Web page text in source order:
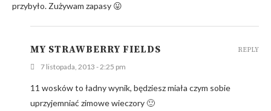
przybyło. Zużywam zapasy 😛
MY STRAWBERRY FIELDS
7 listopada, 2013 - 2:25 pm
11 wosków to ładny wynik, będziesz miała czym sobie
uprzyjemniać zimowe wieczory 🙂
REPLY